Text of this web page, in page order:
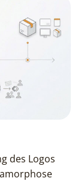
des Logos